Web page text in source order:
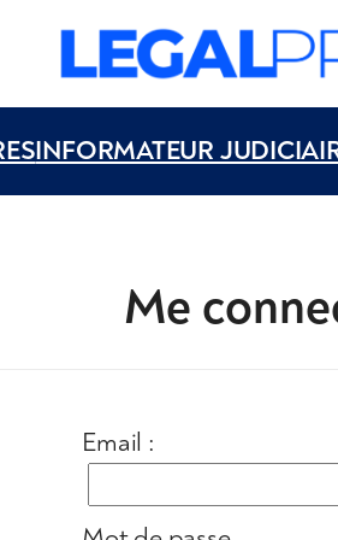
INFORMATEUR
Me
Email :